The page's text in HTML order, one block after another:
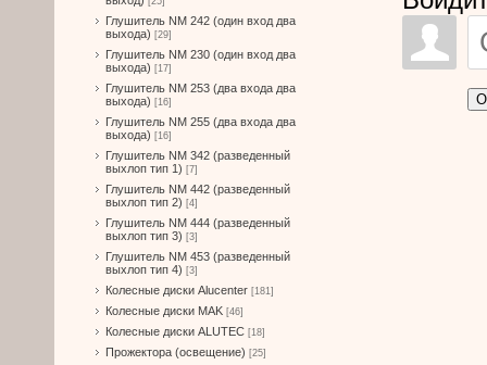
Глушитель NM 242 (один вход два
выхода) [29]
Глушитель NM 230 (один вход два
выхода) [17]
Глушитель NM 253 (два входа два
выхода) [16]
Глушитель NM 255 (два входа два
выхода) [16]
Глушитель NM 342 (разведенный
выхлоп тип 1) [7]
Глушитель NM 442 (разведенный
выхлоп тип 2) [4]
Глушитель NM 444 (разведенный
выхлоп тип 3) [3]
Глушитель NM 453 (разведенный
выхлоп тип 4) [3]
Колесные диски Alucenter [181]
Колесные диски MAK [46]
Колесные диски ALUTEC [18]
Прожектора (освещение) [25]